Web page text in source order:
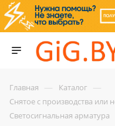
Главная — Каталог —
Снятое с производства или
Светосигнальная арматура